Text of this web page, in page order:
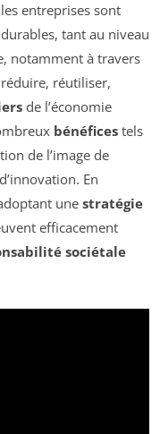
entreprises sont
tant au niveau
notamment à travers
réutiliser,
de l’économie
bénéfices tels
de l’image de
En
une stratégie
efficacement
sociétale